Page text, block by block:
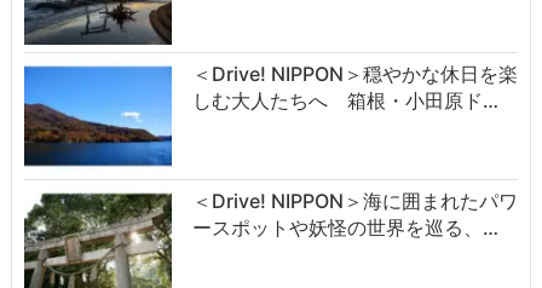
＜Drive! NIPPON＞穏やかな休日を楽
しむ大人たちへ 箱根・小田原ド…
＜Drive! NIPPON＞海に囲まれたパワ
ースポットや妖怪の世界を巡る、…